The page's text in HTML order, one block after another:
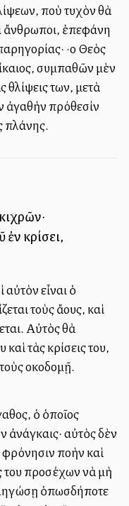
ποὺ τυχὸν θὰ
ἄνθρωποι, ἐπεφάνη
·ο Θεὸς
συμπαθῶν μὲν
θλίψεις των, μετὰ
ἀγαθὴν πρόθεσίν
πλάνης.
ἐν κρίσει,
αὐτὸν εἶναι ὁ
τοὺς ἄλλους, καὶ
Αὐτὸς θὰ
τὰς κρίσεις του,
οἰκοδομῇ.
ὁ ὁποῖος
ἀνάγκαις· αὐτὸς δὲν
πολλὴν καὶ
του προσέχων νὰ μὴ
ὁπωσδήποτε